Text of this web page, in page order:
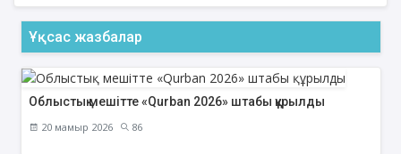
Ұқсас жазбалар
Облыстық мешітте «Qurban 2026» штабы құрылды
20 мамыр 2026 86